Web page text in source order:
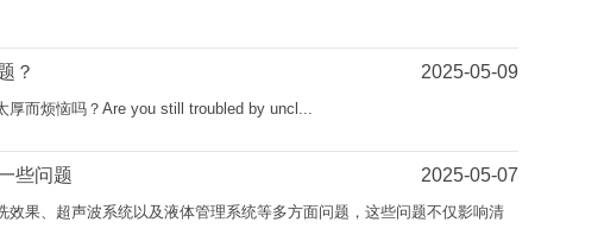
2025-05-09
？
而烦恼吗？Are you still troubled by uncl...
2025-05-07
些问题
果、超声波系统以及液体管理系统等多方面问题，这些问题不仅影响清